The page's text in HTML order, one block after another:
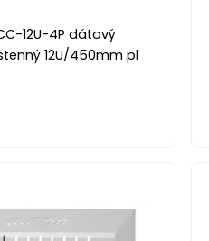
12U-4P dátový
12U/450mm pl